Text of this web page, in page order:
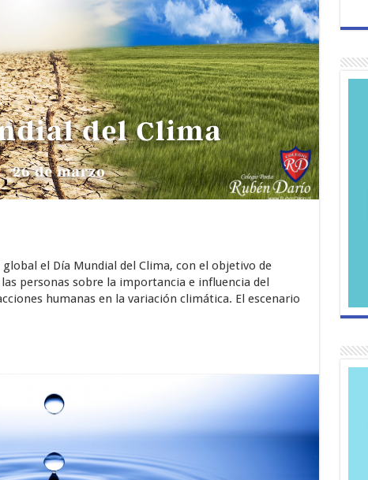
el Día Mundial del Clima, con el objetivo de
personas sobre la importancia e influencia del
humanas en la variación climática. El escenario